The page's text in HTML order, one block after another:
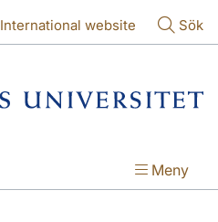
International website Sök
Meny